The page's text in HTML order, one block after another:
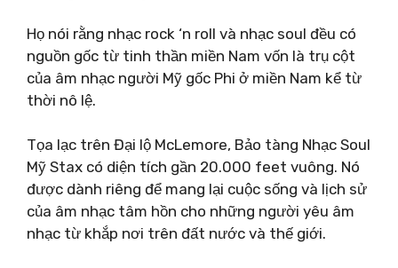
Họ nói rằng nhạc rock ‘n roll và nhạc soul đều có
nguồn gốc từ tinh thần miền Nam vốn là trụ cột
của âm nhạc người Mỹ gốc Phi ở miền Nam kể từ
thời nô lệ.
Tọa lạc trên Đại lộ McLemore, Bảo tàng Nhạc Soul
Mỹ Stax có diện tích gần 20.000 feet vuông. Nó
được dành riêng để mang lại cuộc sống và lịch sử
của âm nhạc tâm hồn cho những người yêu âm
nhạc từ khắp nơi trên đất nước và thế giới.